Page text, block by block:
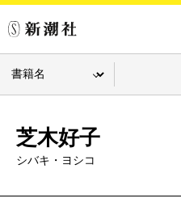
芝木好子
シバキ・ヨシコ